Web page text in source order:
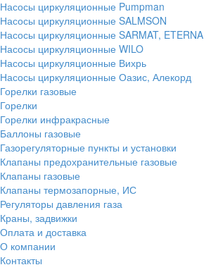
Насосы циркуляционные Pumpman
Насосы циркуляционные SALMSON
Насосы циркуляционные SARMAT, ETERNA
Насосы циркуляционные WILO
Насосы циркуляционные Вихрь
Насосы циркуляционные Оазис, Алекорд
Горелки газовые
Горелки
Горелки инфракрасные
Баллоны газовые
Газорегуляторные пункты и установки
Клапаны предохранительные газовые
Клапаны газовые
Клапаны термозапорные, ИС
Регуляторы давления газа
Краны, задвижки
Оплата и доставка
О компании
Контакты